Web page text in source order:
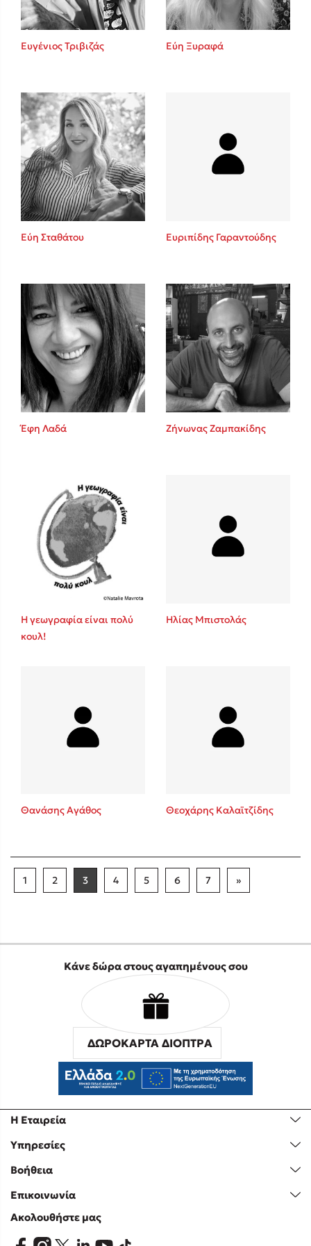
Ευγένιος Τριβιζάς Εύη Ξυραφά
Εύη Σταθάτου Ευριπίδης Γαραντούδης
Έφη Λαδά Ζήνωνας Ζαμπακίδης
Η γεωγραφία είναι πολύ
κουλ!
Ηλίας Μπιστολάς
Θανάσης Αγάθος Θεοχάρης Καλαϊτζίδης
1 2 3 4 5 6 7 »
Η Εταιρεία
Υπηρεσίες
Βοήθεια
Επικοινωνία
Κάνε δώρα στους αγαπημένους σου
ΔΩΡΟΚΑΡΤΑ ΔΙΟΠΤΡΑ
Ακολουθήστε μας